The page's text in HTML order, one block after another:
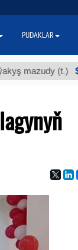
(t.) $300
PUDAKLAR